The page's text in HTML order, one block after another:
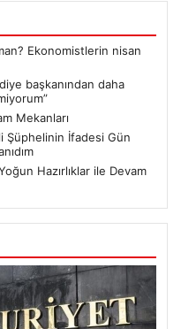
Ekonomistlerin nisan
başkanından daha
Mekanları
Şüphelinin İfadesi Gün
Hazırlıklar ile Devam